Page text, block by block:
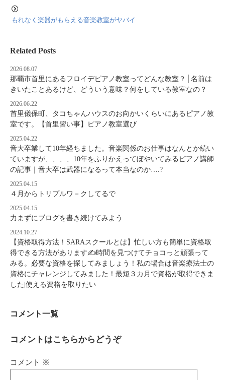
もれなく楽器がもらえる音楽教室がヤバイ
Related Posts
2026.08.07
那覇市首里にあるフロイデピアノ教室ってどんな教室？│名前は
きいたことあるけど、どういう意味？何をしている教室なの？
2026.06.22
首里儀保町、タコちゃんハウスのお向かいくらいにあるピアノ教
室です。【首里習い事】ピアノ教室選び
2025.04.22
音大卒業して10年経ちました。音楽関係のお仕事はなんとか続い
ていますが、、、、10年をふりかえってぼやいてみるピアノ講師
の記事｜音大卒は武器になるって本当なのか….?
2025.04.15
４月からトリプルワ－クしてるで
2025.04.15
力まずにブログを書き続けてみよう
2024.10.27
【資格取得方法！SARAスクールとは】忙しい方も簡単に資格取
得できる方法があります✍時間を見つけてチョコっと頑張って
みる。必要な資格を探してみましょう！私の場合は音楽療法士の
資格にチャレンジしてみました！最短３カ月で資格が取得できま
した|使える資格を取りたい
コメント一覧
コメントはこちらからどうぞ
コメント ※